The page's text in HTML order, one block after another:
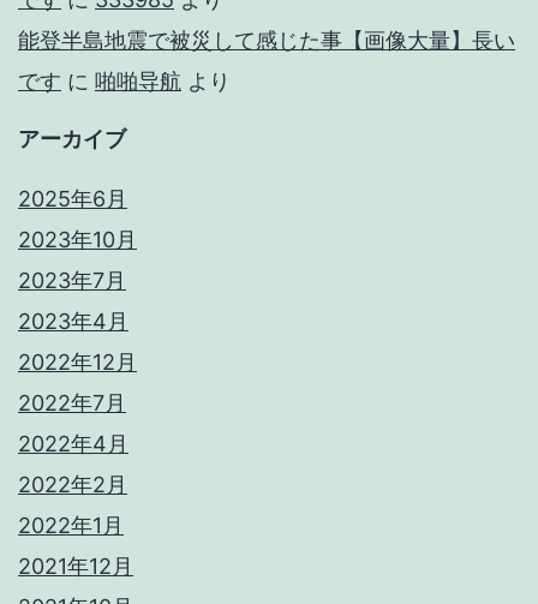
能登半島地震で被災して感じた事【画像大量】長い
です に 啪啪导航 より
アーカイブ
2025年6月
2023年10月
2023年7月
2023年4月
2022年12月
2022年7月
2022年4月
2022年2月
2022年1月
2021年12月